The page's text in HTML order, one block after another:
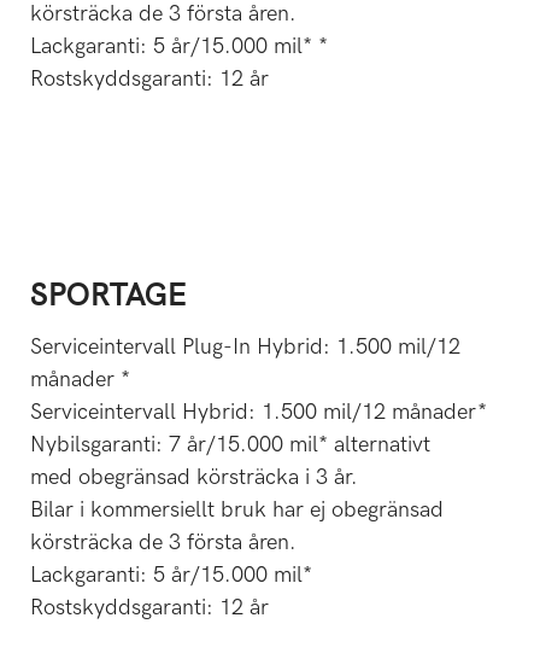
körsträcka de 3 första åren.
Lackgaranti: 5 år/15.000 mil* *
Rostskyddsgaranti: 12 år
SPORTAGE
Serviceintervall Plug-In Hybrid: 1.500 mil/12
månader *
Serviceintervall Hybrid: 1.500 mil/12 månader*
Nybilsgaranti: 7 år/15.000 mil* alternativt
med obegränsad körsträcka i 3 år.
Bilar i kommersiellt bruk har ej obegränsad
körsträcka de 3 första åren.
Lackgaranti: 5 år/15.000 mil*
Rostskyddsgaranti: 12 år